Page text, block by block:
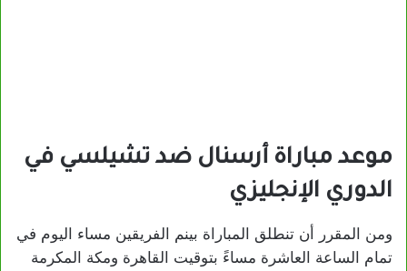
موعد مباراة أرسنال ضد تشيلسي في
الدوري الإنجليزي
ومن المقرر أن تنطلق المباراة بينم الفريقين مساء اليوم في
تمام الساعة العاشرة مساءً بتوقيت القاهرة ومكة المكرمة